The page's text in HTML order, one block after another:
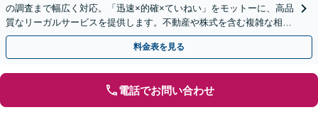
の調査まで幅広く対応。「迅速×的確×ていねい」をモットーに、高品
質なリーガルサービスを提供します。不動産や株式を含む複雑な相続
もお任せください【休日・夜間対応OK】
料金表を見る
電話でお問い合わせ